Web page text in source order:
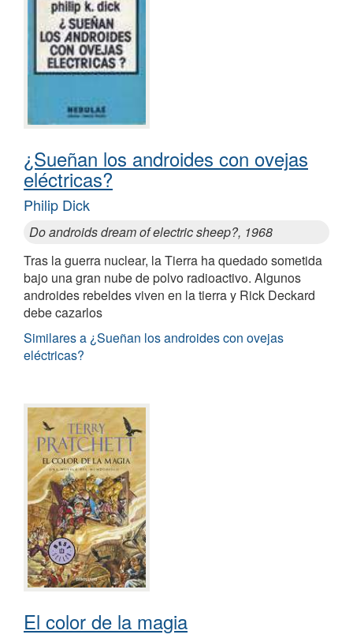
¿Sueñan los androides con ovejas
eléctricas?
Philip Dick
Do androids dream of electric sheep?, 1968
Tras la guerra nuclear, la Tierra ha quedado sometida
bajo una gran nube de polvo radioactivo. Algunos
androides rebeldes viven en la tierra y Rick Deckard
debe cazarlos
Similares a ¿Sueñan los androides con ovejas
eléctricas?
El color de la magia